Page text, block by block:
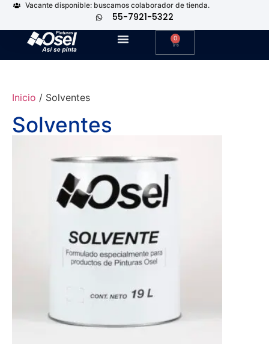
Vacante disponible: buscamos colaborador de tienda.
55-7921-5322
0
Inicio / Solventes
Solventes